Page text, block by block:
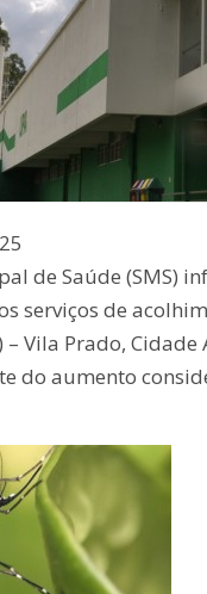
de Saúde (SMS)
serviços de
Vila Prado,
do aumento